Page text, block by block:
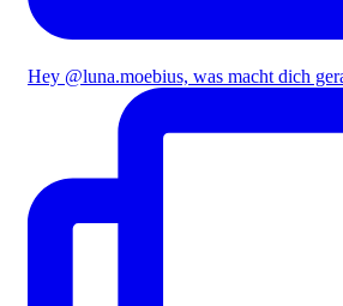
Hey @luna.moebius, was macht dich